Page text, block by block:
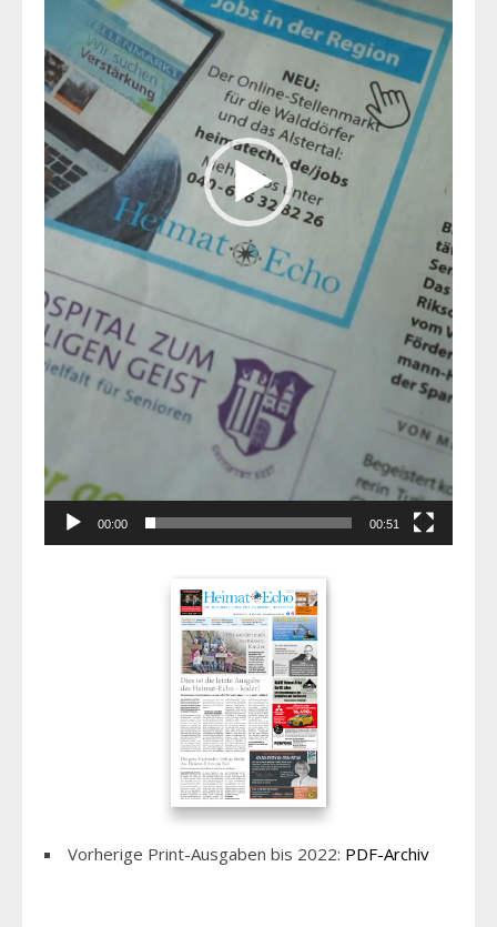
00:00 00:51
Vorherige Print-Ausgaben bis 2022: PDF-Archiv